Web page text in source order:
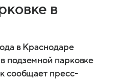
в
в Краснодаре
подземной парковке
сообщает пресс-